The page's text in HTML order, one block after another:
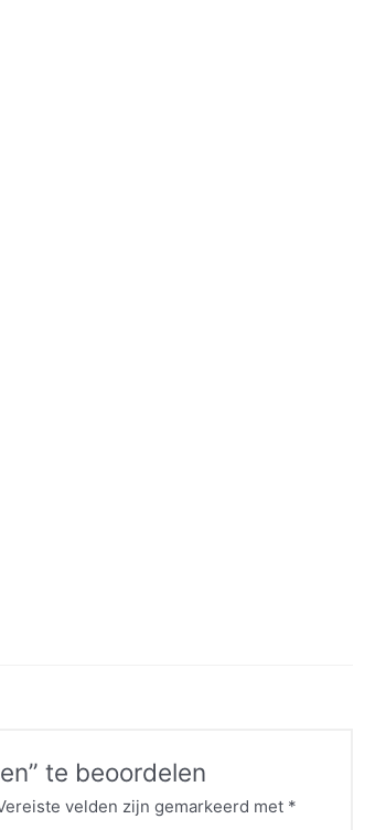
te beoordelen
velden zijn gemarkeerd met *